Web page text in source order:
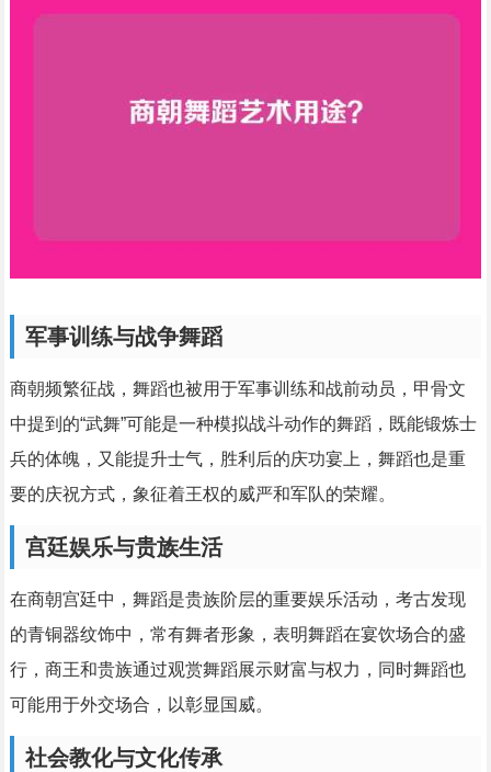
军事训练与战争舞蹈
商朝频繁征战，舞蹈也被用于军事训练和战前动员，甲骨文
中提到的“武舞”可能是一种模拟战斗动作的舞蹈，既能锻炼士
兵的体魄，又能提升士气，胜利后的庆功宴上，舞蹈也是重
要的庆祝方式，象征着王权的威严和军队的荣耀。
宫廷娱乐与贵族生活
在商朝宫廷中，舞蹈是贵族阶层的重要娱乐活动，考古发现
的青铜器纹饰中，常有舞者形象，表明舞蹈在宴饮场合的盛
行，商王和贵族通过观赏舞蹈展示财富与权力，同时舞蹈也
可能用于外交场合，以彰显国威。
社会教化与文化传承